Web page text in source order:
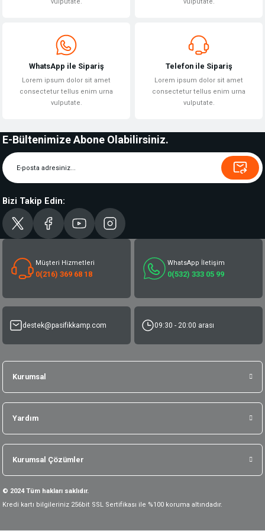
WhatsApp ile Sipariş
Lorem ipsum dolor sit amet
consectetur tellus enim urna
vulputate.
Telefon ile Sipariş
Lorem ipsum dolor sit amet
consectetur tellus enim urna
vulputate.
E-Bültenimize Abone Olabilirsiniz.
Bizi Takip Edin:
Müşteri Hizmetleri
0(216) 369 68 18
WhatsApp İletişim
0(532) 333 05 99
destek@pasifikkamp.com 09:30 - 20:00 arası
Kurumsal
Yardım
Kurumsal Çözümler
© 2024 Tüm hakları saklıdır.
Kredi kartı bilgileriniz 256bit SSL Sertifikası ile %100 koruma altındadır.